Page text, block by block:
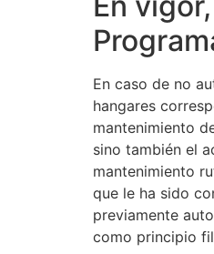
En caso de no
hangares
mantenimiento
sino también el
mantenimiento
que le ha sido
previamente
como principio